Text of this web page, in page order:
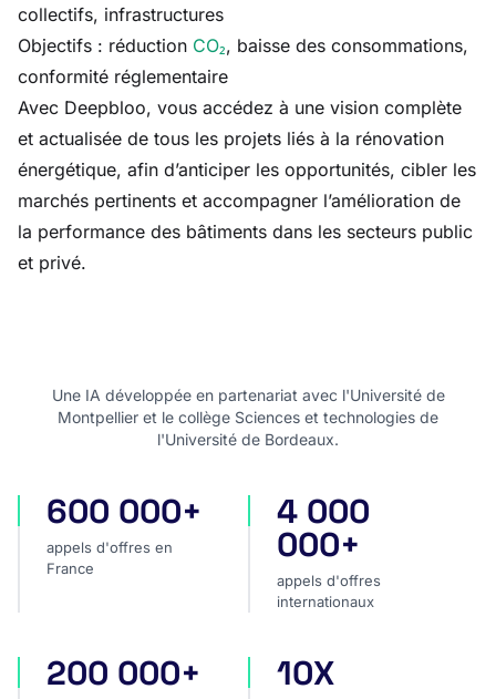
collectifs, infrastructures
Objectifs : réduction CO₂, baisse des consommations,
conformité réglementaire
Avec Deepbloo, vous accédez à une vision complète
et actualisée de tous les projets liés à la rénovation
énergétique, afin d’anticiper les opportunités, cibler les
marchés pertinents et accompagner l’amélioration de
la performance des bâtiments dans les secteurs public
et privé.
Une IA développée en partenariat avec l'Université de
Montpellier et le collège Sciences et technologies de
l'Université de Bordeaux.
appels d'offres en France
600 000+
appels d'offres en
France
appels d'offres
4 000
000+
appels d'offres
internationaux
projets privés
200 000+ plus rapide pour analyser
10X